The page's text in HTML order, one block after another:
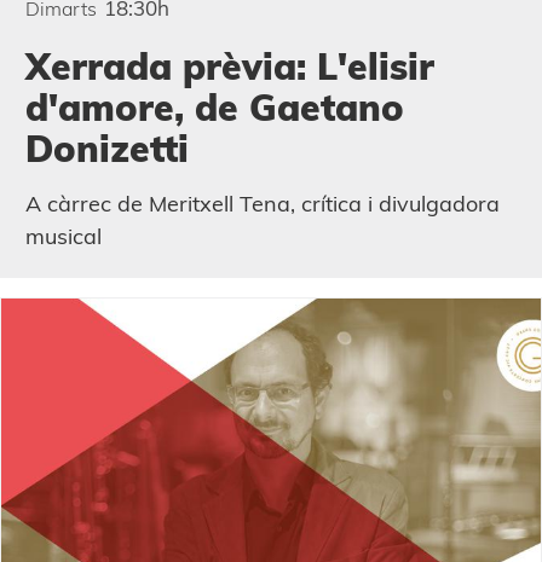
Dimarts 18:30h
Xerrada prèvia: L'elisir
d'amore, de Gaetano
Donizetti
A càrrec de Meritxell Tena, crítica i divulgadora
musical